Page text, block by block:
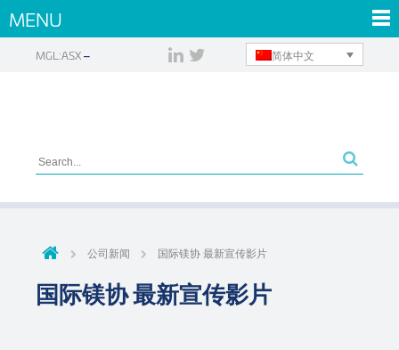
MENU
简体中文
MGL:ASX
公司新闻 国际镁协 最新宣传影片
国际镁协 最新宣传影片